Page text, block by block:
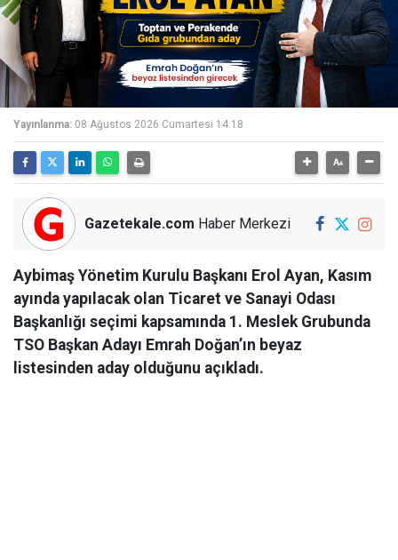
Yayınlanma: 08 Ağustos 2026 Cumartesi 14:18
Gazetekale.com Haber Merkezi
Aybimaş Yönetim Kurulu Başkanı Erol Ayan, Kasım
ayında yapılacak olan Ticaret ve Sanayi Odası
Başkanlığı seçimi kapsamında 1. Meslek Grubunda
TSO Başkan Adayı Emrah Doğan’ın beyaz
listesinden aday olduğunu açıkladı.